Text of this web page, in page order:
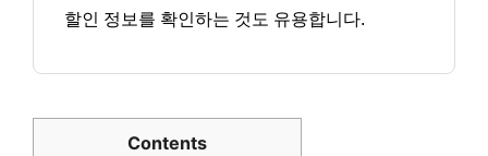
할인 정보를 확인하는 것도 유용합니다.
Contents